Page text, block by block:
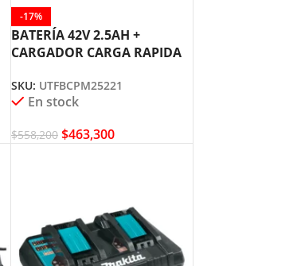
-17%
BATERÍA 42V 2.5AH +
CARGADOR CARGA RAPIDA
SKU: UTFBCPM25221
En stock
$558,200 $463,300